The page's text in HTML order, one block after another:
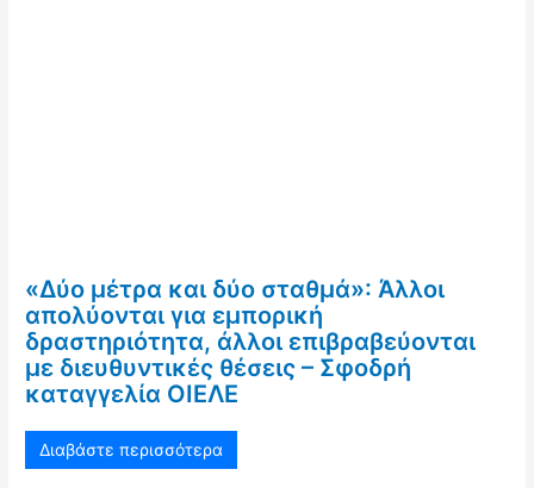
«Δύο μέτρα και δύο σταθμά»: Άλλοι
απολύονται για εμπορική
δραστηριότητα, άλλοι επιβραβεύονται
με διευθυντικές θέσεις – Σφοδρή
καταγγελία ΟΙΕΛΕ
Διαβάστε περισσότερα